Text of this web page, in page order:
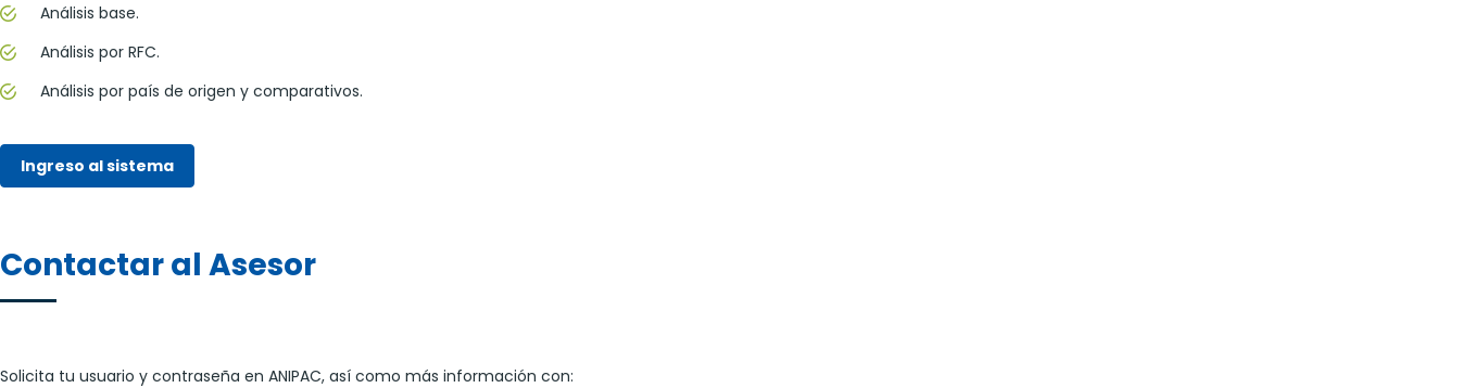
Análisis base.
Análisis por RFC.
Análisis por país de origen y comparativos.
Ingreso al sistema
Contactar al Asesor
Solicita tu usuario y contraseña en ANIPAC, así como más información con: